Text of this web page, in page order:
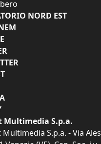
NORD EST
Multimedia S.p.a.
Multimedia S.p.a. - Via